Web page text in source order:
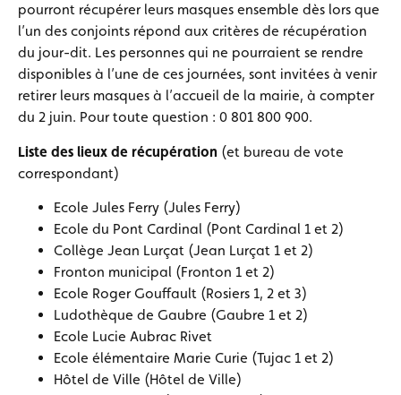
pourront récupérer leurs masques ensemble dès lors que
l’un des conjoints répond aux critères de récupération
du jour-dit. Les personnes qui ne pourraient se rendre
disponibles à l’une de ces journées, sont invitées à venir
retirer leurs masques à l’accueil de la mairie, à compter
du 2 juin. Pour toute question : 0 801 800 900.
Liste des lieux de récupération (et bureau de vote
correspondant)
Ecole Jules Ferry (Jules Ferry)
Ecole du Pont Cardinal (Pont Cardinal 1 et 2)
Collège Jean Lurçat (Jean Lurçat 1 et 2)
Fronton municipal (Fronton 1 et 2)
Ecole Roger Gouffault (Rosiers 1, 2 et 3)
Ludothèque de Gaubre (Gaubre 1 et 2)
Ecole Lucie Aubrac Rivet
Ecole élémentaire Marie Curie (Tujac 1 et 2)
Hôtel de Ville (Hôtel de Ville)